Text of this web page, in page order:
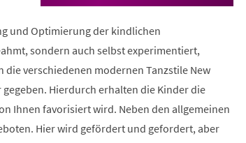
und Optimierung der kindlichen
sondern auch selbst experimentiert,
verschiedenen modernen Tanzstile New
Hierdurch erhalten die Kinder die
Ihnen favorisiert wird. Neben den allgemeinen
Hier wird gefördert und gefordert, aber